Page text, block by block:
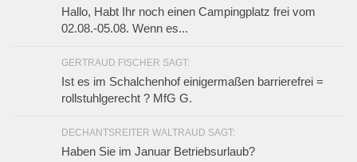
Hallo, Habt Ihr noch einen Campingplatz frei vom
02.08.-05.08. Wenn es...
GERTRAUD FISCHER SAGT:
Ist es im Schalchenhof einigermaßen barrierefrei =
rollstuhlgerecht ? MfG G.
DECHANTSREITER WALTRAUD SAGT:
Haben Sie im Januar Betriebsurlaub?